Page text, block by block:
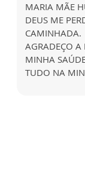
MARIA MÃE
DEUS ME
CAMINHADA.
AGRADEÇO A
MINHA
TUDO NA